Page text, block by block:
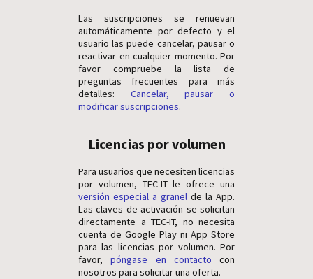
Las suscripciones se renuevan
automáticamente por defecto y el
usuario las puede cancelar, pausar o
reactivar en cualquier momento. Por
favor compruebe la lista de
preguntas frecuentes para más
detalles: Cancelar, pausar o
modificar suscripciones.
Licencias por volumen
Para usuarios que necesiten licencias
por volumen, TEC-IT le ofrece una
versión especial a granel de la App.
Las claves de activación se solicitan
directamente a TEC-IT, no necesita
cuenta de Google Play ni App Store
para las licencias por volumen. Por
favor,póngase en contacto con
nosotros para solicitar una oferta.